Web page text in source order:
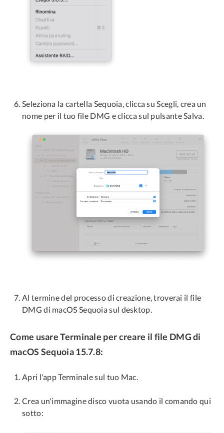
Seleziona la cartella Sequoia, clicca su Scegli, crea un
nome per il tuo file DMG e clicca sul pulsante Salva.
Al termine del processo di creazione, troverai il file
DMG di macOS Sequoia sul desktop.
Come usare Terminale per creare il file DMG di
macOS Sequoia 15.7.8:
Apri l'app Terminale sul tuo Mac.
Crea un'immagine disco vuota usando il comando qui
sotto: